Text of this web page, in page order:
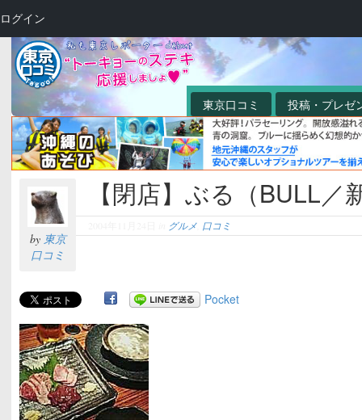
東京口コミ 投稿・プレゼ
by 東京
口コミ
【閉店】ぶる（BULL／
グルメ 口コミ
Pocket
ログイン